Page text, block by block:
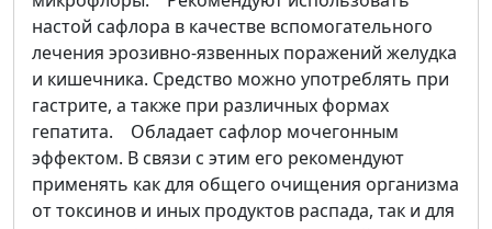
настой сафлора в качестве вспомогательного
лечения эрозивно-язвенных поражений желудка
и кишечника. Средство можно употреблять при
гастрите, а также при различных формах
гепатита. Обладает сафлор мочегонным
эффектом. В связи с этим его рекомендуют
применять как для общего очищения организма
от токсинов и иных продуктов распада, так и для